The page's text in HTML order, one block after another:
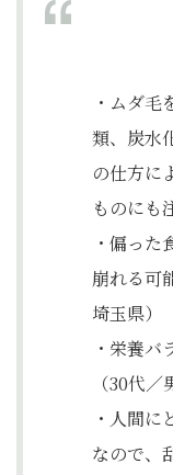
・ムダ
類、炭水
の仕方に
ものにも
・偏っ
崩れる可
埼玉県）
・栄養バ
（30代／
・人間
なので、